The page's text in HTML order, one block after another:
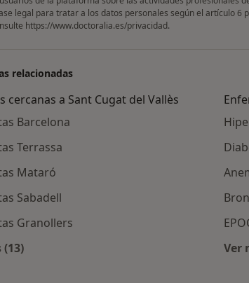
legal para tratar a los datos personales según el artículo
https://www.doctoralia.es/privacidad.
relacionadas
cercanas a Sant Cugat del Vallès
Barcelona
Terrassa
Mataró
Sabadell
Granollers
(13)
Ver